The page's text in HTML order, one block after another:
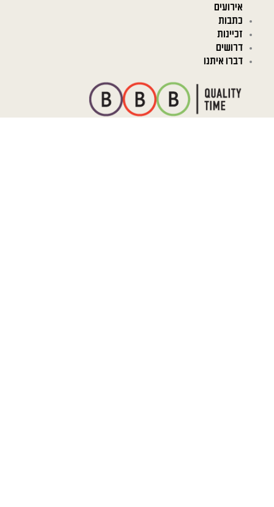
אירועים
כתבות
זכיינות
דרושים
דברו איתנו